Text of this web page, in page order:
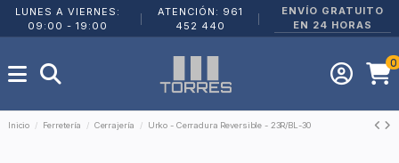
LUNES A VIERNES:
09:00 - 19:00
ATENCIÓN: 961
452 440
ENVÍO GRATUITO
EN 24 HORAS
0
Inicio Ferretería Cerrajería Urko - Cerradura Reversible - 23R/BL-30